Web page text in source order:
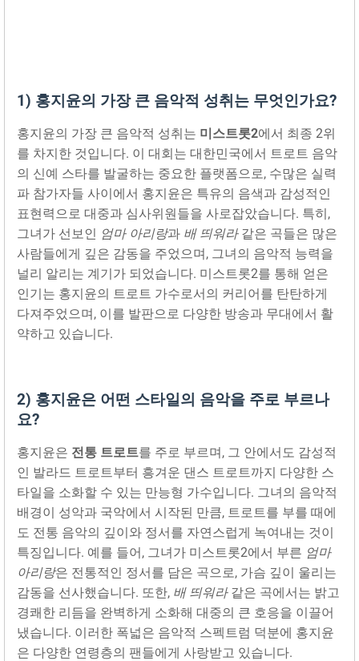
1) 홍지윤의 가장 큰 음악적 성취는 무엇인가요?
홍지윤의 가장 큰 음악적 성취는 미스트롯2에서 최종 2위
를 차지한 것입니다. 이 대회는 대한민국에서 트로트 음악
의 신예 스타를 발굴하는 중요한 플랫폼으로, 수많은 실력
파 참가자들 사이에서 홍지윤은 특유의 음색과 감성적인
표현력으로 대중과 심사위원들을 사로잡았습니다. 특히,
그녀가 선보인 엄마 아리랑과 배 띄워라같은 곡들은 많은
사람들에게 깊은 감동을 주었으며, 그녀의 음악적 능력을
널리 알리는 계기가 되었습니다. 미스트롯2를 통해 얻은
인기는 홍지윤의 트로트 가수로서의 커리어를 탄탄하게
다져주었으며, 이를 발판으로 다양한 방송과 무대에서 활
약하고 있습니다.
2) 홍지윤은 어떤 스타일의 음악을 주로 부르나
요?
홍지윤은 전통 트로트를 주로 부르며, 그 안에서도 감성적
인 발라드 트로트부터 흥겨운 댄스 트로트까지 다양한 스
타일을 소화할 수 있는 만능형 가수입니다. 그녀의 음악적
배경이 성악과 국악에서 시작된 만큼, 트로트를 부를 때에
도 전통 음악의 깊이와 정서를 자연스럽게 녹여내는 것이
특징입니다. 예를 들어, 그녀가 미스트롯2에서 부른 엄마
아리랑은 전통적인 정서를 담은 곡으로, 가슴 깊이 울리는
감동을 선사했습니다. 또한, 배 띄워라같은 곡에서는 밝고
경쾌한 리듬을 완벽하게 소화해 대중의 큰 호응을 이끌어
냈습니다. 이러한 폭넓은 음악적 스펙트럼 덕분에 홍지윤
은 다양한 연령층의 팬들에게 사랑받고 있습니다.